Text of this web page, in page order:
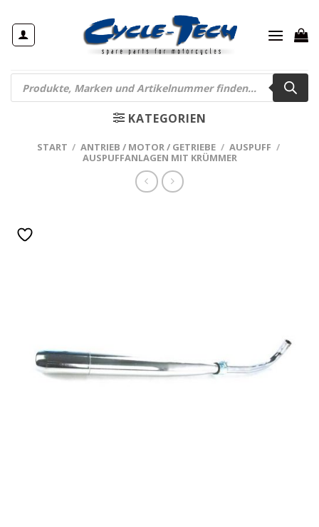
Inhalt
springen
Products
search
KATEGORIEN
START / ANTRIEB / MOTOR / GETRIEBE / AUSPUFF /
AUSPUFFANLAGEN MIT KRÜMMER